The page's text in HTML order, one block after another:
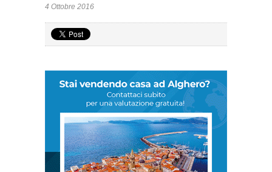
4 Ottobre 2016